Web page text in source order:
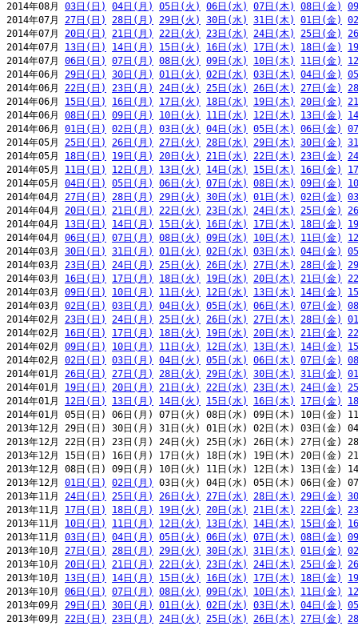
2014年08月 03日(日) 04日(月) 05日(火) 06日(水) 07日(木) 08日(金)
2014年07月 27日(日) 28日(月) 29日(火) 30日(水) 31日(木) 01日(金)
2014年07月 20日(日) 21日(月) 22日(火) 23日(水) 24日(木) 25日(金)
2014年07月 13日(日) 14日(月) 15日(火) 16日(水) 17日(木) 18日(金)
2014年07月 06日(日) 07日(月) 08日(火) 09日(水) 10日(木) 11日(金)
2014年06月 29日(日) 30日(月) 01日(火) 02日(水) 03日(木) 04日(金)
2014年06月 22日(日) 23日(月) 24日(火) 25日(水) 26日(木) 27日(金)
2014年06月 15日(日) 16日(月) 17日(火) 18日(水) 19日(木) 20日(金)
2014年06月 08日(日) 09日(月) 10日(火) 11日(水) 12日(木) 13日(金)
2014年06月 01日(日) 02日(月) 03日(火) 04日(水) 05日(木) 06日(金)
2014年05月 25日(日) 26日(月) 27日(火) 28日(水) 29日(木) 30日(金)
2014年05月 18日(日) 19日(月) 20日(火) 21日(水) 22日(木) 23日(金)
2014年05月 11日(日) 12日(月) 13日(火) 14日(水) 15日(木) 16日(金)
2014年05月 04日(日) 05日(月) 06日(火) 07日(水) 08日(木) 09日(金)
2014年04月 27日(日) 28日(月) 29日(火) 30日(水) 01日(木) 02日(金)
2014年04月 20日(日) 21日(月) 22日(火) 23日(水) 24日(木) 25日(金)
2014年04月 13日(日) 14日(月) 15日(火) 16日(水) 17日(木) 18日(金)
2014年04月 06日(日) 07日(月) 08日(火) 09日(水) 10日(木) 11日(金)
2014年03月 30日(日) 31日(月) 01日(火) 02日(水) 03日(木) 04日(金)
2014年03月 23日(日) 24日(月) 25日(火) 26日(水) 27日(木) 28日(金)
2014年03月 16日(日) 17日(月) 18日(火) 19日(水) 20日(木) 21日(金)
2014年03月 09日(日) 10日(月) 11日(火) 12日(水) 13日(木) 14日(金)
2014年03月 02日(日) 03日(月) 04日(火) 05日(水) 06日(木) 07日(金)
2014年02月 23日(日) 24日(月) 25日(火) 26日(水) 27日(木) 28日(金)
2014年02月 16日(日) 17日(月) 18日(火) 19日(水) 20日(木) 21日(金)
2014年02月 09日(日) 10日(月) 11日(火) 12日(水) 13日(木) 14日(金)
2014年02月 02日(日) 03日(月) 04日(火) 05日(水) 06日(木) 07日(金)
2014年01月 26日(日) 27日(月) 28日(火) 29日(水) 30日(木) 31日(金)
2014年01月 19日(日) 20日(月) 21日(火) 22日(水) 23日(木) 24日(金)
2014年01月 12日(日) 13日(月) 14日(火) 15日(水) 16日(木) 17日(金)
2014年01月 05日(日) 06日(月) 07日(火) 08日(水) 09日(木) 10日(金)
2013年12月 29日(日) 30日(月) 31日(火) 01日(水) 02日(木) 03日(金)
2013年12月 22日(日) 23日(月) 24日(火) 25日(水) 26日(木) 27日(金)
2013年12月 15日(日) 16日(月) 17日(火) 18日(水) 19日(木) 20日(金)
2013年12月 08日(日) 09日(月) 10日(火) 11日(水) 12日(木) 13日(金)
2013年12月 01日(日) 02日(月)
03日(火) 04日(水) 05日(木) 06日(金)
2013年11月 24日(日) 25日(月) 26日(火) 27日(水) 28日(木) 29日(金)
2013年11月 17日(日) 18日(月) 19日(火) 20日(水) 21日(木) 22日(金)
2013年11月 10日(日) 11日(月) 12日(火) 13日(水) 14日(木) 15日(金)
2013年11月 03日(日) 04日(月) 05日(火) 06日(水) 07日(木) 08日(金)
2013年10月 27日(日) 28日(月) 29日(火) 30日(水) 31日(木) 01日(金)
2013年10月 20日(日) 21日(月) 22日(火) 23日(水) 24日(木) 25日(金)
2013年10月 13日(日) 14日(月) 15日(火) 16日(水) 17日(木) 18日(金)
2013年10月 06日(日) 07日(月) 08日(火) 09日(水) 10日(木) 11日(金)
2013年09月 29日(日) 30日(月) 01日(火) 02日(水) 03日(木) 04日(金)
2013年09月 22日(日) 23日(月) 24日(火) 25日(水) 26日(木) 27日(金)